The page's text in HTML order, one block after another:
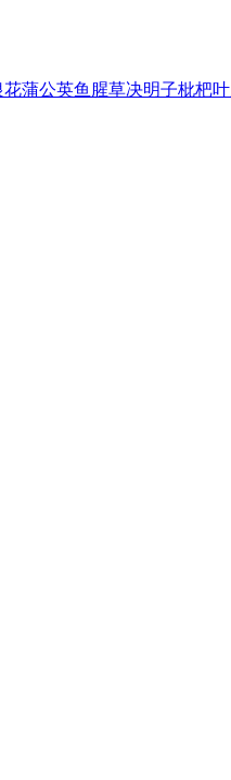
花蒲公英鱼腥草决明子枇杷叶